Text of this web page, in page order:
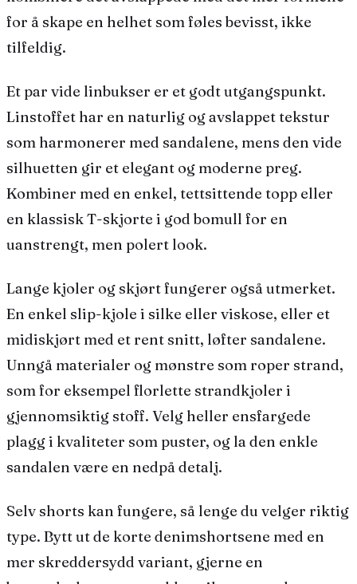
for å skape en helhet som føles bevisst, ikke
tilfeldig.
Et par vide linbukser er et godt utgangspunkt.
Linstoffet har en naturlig og avslappet tekstur
som harmonerer med sandalene, mens den vide
silhuetten gir et elegant og moderne preg.
Kombiner med en enkel, tettsittende topp eller
en klassisk T-skjorte i god bomull for en
uanstrengt, men polert look.
Lange kjoler og skjørt fungerer også utmerket.
En enkel slip-kjole i silke eller viskose, eller et
midiskjørt med et rent snitt, løfter sandalene.
Unngå materialer og mønstre som roper strand,
som for eksempel florlette strandkjoler i
gjennomsiktig stoff. Velg heller ensfargede
plagg i kvaliteter som puster, og la den enkle
sandalen være en nedpå detalj.
Selv shorts kan fungere, så lenge du velger riktig
type. Bytt ut de korte denimshortsene med en
mer skreddersydd variant, gjerne en